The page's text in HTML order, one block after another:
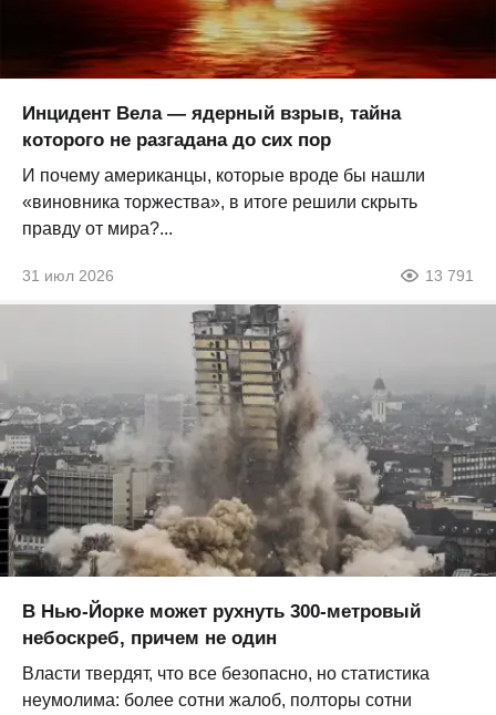
Инцидент Вела — ядерный взрыв, тайна
которого не разгадана до сих пор
И почему американцы, которые вроде бы нашли
«виновника торжества», в итоге решили скрыть
правду от мира?...
31 июл 2026 13 791
В Нью-Йорке может рухнуть 300-метровый
небоскреб, причем не один
Власти твердят, что все безопасно, но статистика
неумолима: более сотни жалоб, полторы сотни